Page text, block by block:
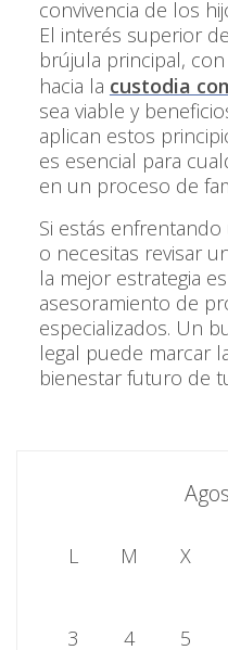
convivencia de los
El interés superior
brújula principal,
hacia la custodia
sea viable y
aplican estos
es esencial para
en un proceso de
Si estás
o necesitas revisar
la mejor estrategia
asesoramiento de
especializados. Un
legal puede marcar
bienestar futuro de
L M X
3
4 5